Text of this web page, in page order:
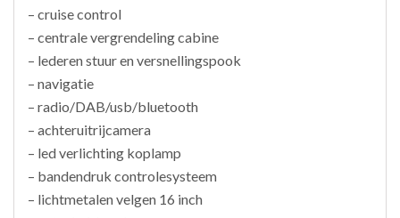
– cruise control
– centrale vergrendeling cabine
– lederen stuur en versnellingspook
– navigatie
– radio/DAB/usb/bluetooth
– achteruitrijcamera
– led verlichting koplamp
– bandendruk controlesysteem
– lichtmetalen velgen 16 inch